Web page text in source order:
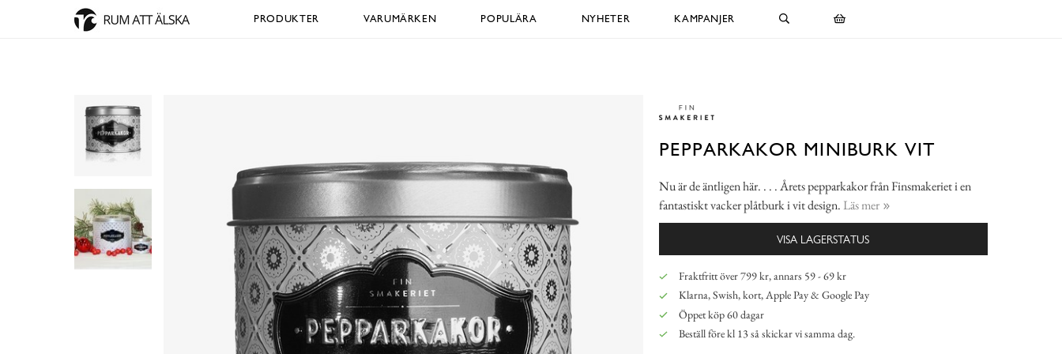
PRODUKTER VARUMÄRKEN POPULÄRA NYHETER KAMPANJER
PEPPARKAKOR MINIBURK VIT
Nu är de äntligen här. . . . Årets pepparkakor från Finsmakeriet i en
fantastiskt vacker plåtburk i vit design. Läs mer
VISA LAGERSTATUS
Fraktfritt över 799 kr, annars 59 - 69 kr
Klarna, Swish, kort, Apple Pay & Google Pay
Öppet köp 60 dagar
Beställ före kl 13 så skickar vi samma dag.